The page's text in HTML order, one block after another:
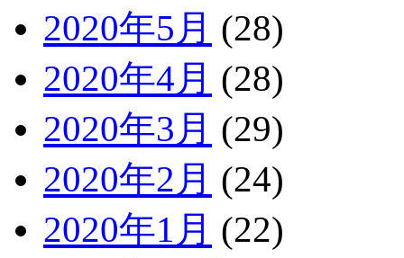
2020年5月 (28)
2020年4月 (28)
2020年3月 (29)
2020年2月 (24)
2020年1月 (22)